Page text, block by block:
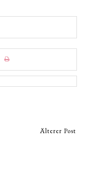
Älterer Post